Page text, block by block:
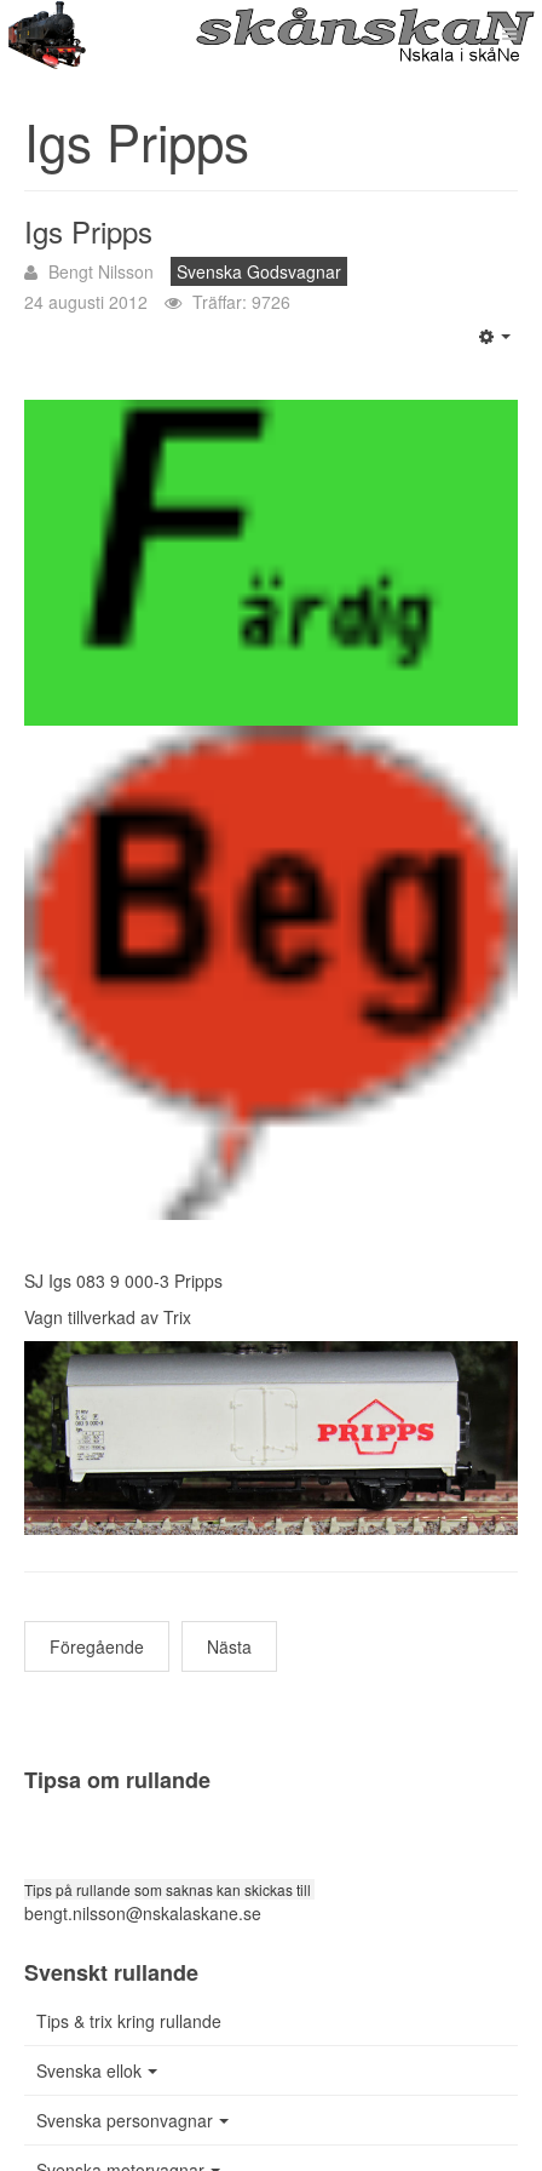
Igs Pripps
Igs Pripps
Bengt Nilsson
Svenska Godsvagnar
24 augusti 2012
Träffar: 9726
SJ Igs 083 9 000-3 Pripps
Vagn tillverkad av Trix
Föregående Nästa
Tipsa om rullande
Tips på rullande som saknas kan skickas till
bengt.nilsson@nskalaskane.se
Svenskt rullande
Tips & trix kring rullande
Svenska ellok
Svenska personvagnar